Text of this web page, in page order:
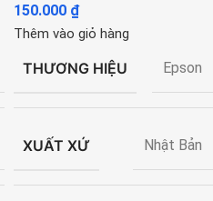
150.000 ₫
Thêm vào giỏ hàng
THƯƠNG HIỆU Epson
XUẤT XỨ Nhật Bản